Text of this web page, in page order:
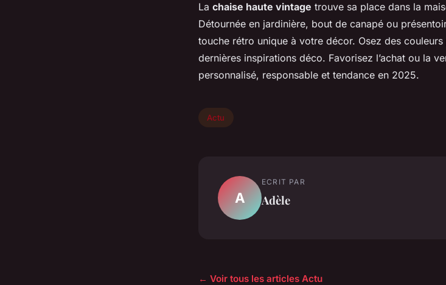
La chaise haute vintage trouve sa place dans la
Détournée en jardinière, bout de canapé ou
touche rétro unique à votre décor. Osez des
dernières inspirations déco. Favorisez l’achat ou la
personnalisé, responsable et tendance en 2025.
Actu
A
ECRIT PAR
Adèle
← Voir tous les articles Actu